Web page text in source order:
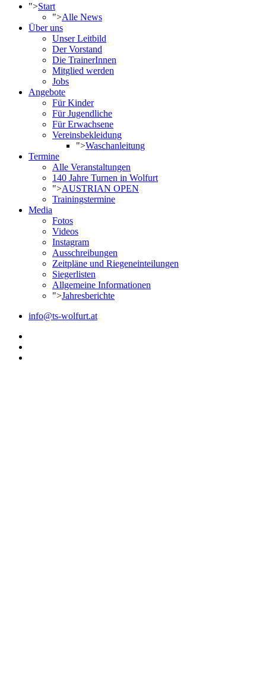
">Start
">Alle News
Über uns
Unser Leitbild
Der Vorstand
Die TrainerInnen
Mitglied werden
Jobs
Angebote
Für Kinder
Für Jugendliche
Für Erwachsene
Vereinsbekleidung
">Waschanleitung
Termine
Alle Veranstaltungen
140 Jahre Turnen in Wolfurt
">AUSTRIAN OPEN
Trainingstermine
Media
Fotos
Videos
Instagram
Ausschreibungen
Zeitpläne und Riegeneinteilungen
Siegerlisten
Allgemeine Informationen
">Jahresberichte
info@ts-wolfurt.at